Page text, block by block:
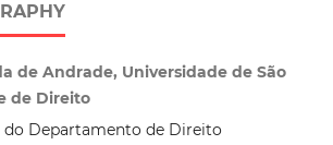
de Andrade, Universidade de São
de Direito
Departamento de Direito